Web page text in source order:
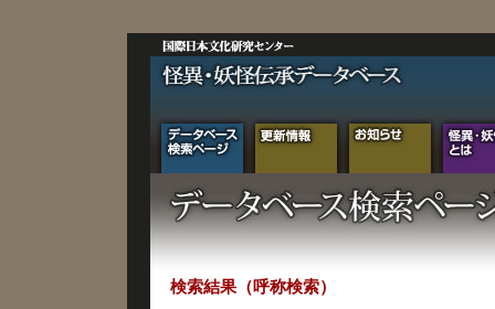
検索結果（呼称検索）